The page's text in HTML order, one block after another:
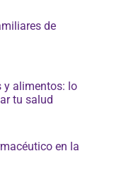
tu salud